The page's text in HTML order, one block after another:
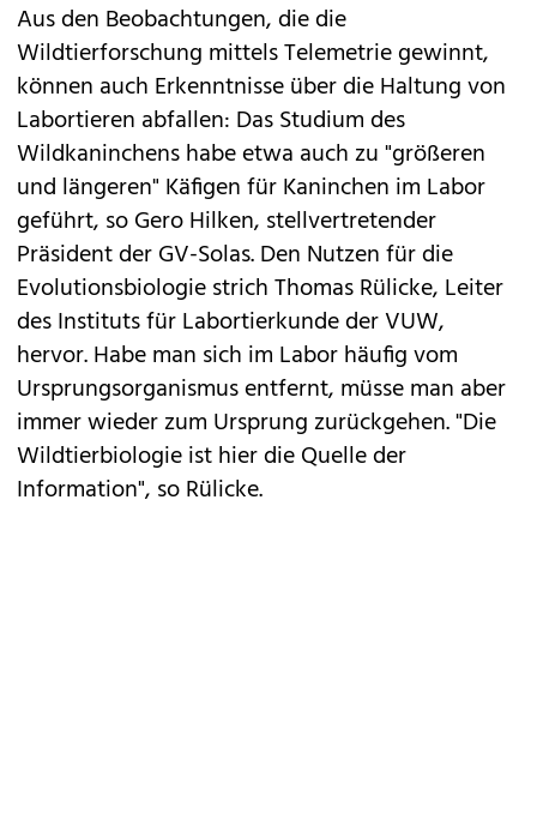
Aus den Beobachtungen, die die
Wildtierforschung mittels Telemetrie gewinnt,
können auch Erkenntnisse über die Haltung von
Labortieren abfallen: Das Studium des
Wildkaninchens habe etwa auch zu "größeren
und längeren" Käfigen für Kaninchen im Labor
geführt, so Gero Hilken, stellvertretender
Präsident der GV-Solas. Den Nutzen für die
Evolutionsbiologie strich Thomas Rülicke, Leiter
des Instituts für Labortierkunde der VUW,
hervor. Habe man sich im Labor häufig vom
Ursprungsorganismus entfernt, müsse man aber
immer wieder zum Ursprung zurückgehen. "Die
Wildtierbiologie ist hier die Quelle der
Information", so Rülicke.